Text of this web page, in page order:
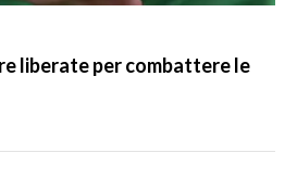
liberate per combattere le